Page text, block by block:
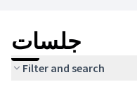
جلسات
Filter and search